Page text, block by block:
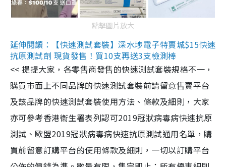
點擊圖片放大
延伸閱讀：【快速測試套裝】深水埗電子特賣城$15快速
抗原測試劑 現貨發售！買10支再送3支檢測棒
<< 提提大家，各零售商發售的快速測試套裝規格不一，
購買市面上不同品牌的快速測試套裝前請留意售賣平台
及該品牌的快速測試套裝使用方法、條款及細則，大家
亦可參考香港衞生署表列認可2019冠狀病毒病快速抗原
測試、歐盟2019冠狀病毒病快速抗原測試通用名單，購
買前留意訂購平台的使用條款及細則，一切以訂購平台